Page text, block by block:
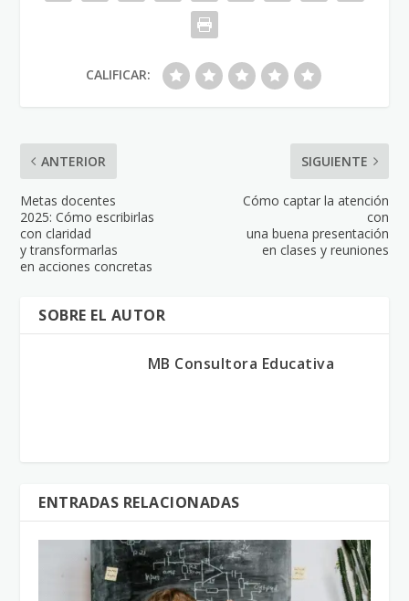
CALIFICAR:
ANTERIOR
Metas docentes
2025: Cómo escribirlas
con claridad
y transformarlas
en acciones concretas
SIGUIENTE
Cómo captar la atención
con
una buena presentación
en clases y reuniones
SOBRE EL AUTOR
MB Consultora Educativa
ENTRADAS RELACIONADAS